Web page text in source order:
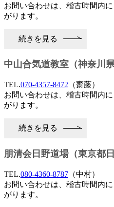
お問い合わせは、稽古時間内
がります。
続きを見る
中山合気道教室（神奈川
TEL.070-4357-8472 （齋藤）
お問い合わせは、稽古時間内
がります。
続きを見る
朋清会日野道場（東京都日
TEL.080-4360-8787 （中村）
お問い合わせは、稽古時間内
がります。